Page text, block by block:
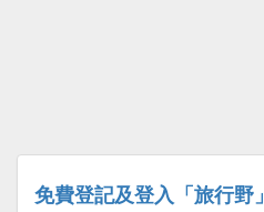
免費登記及登入「旅行野」